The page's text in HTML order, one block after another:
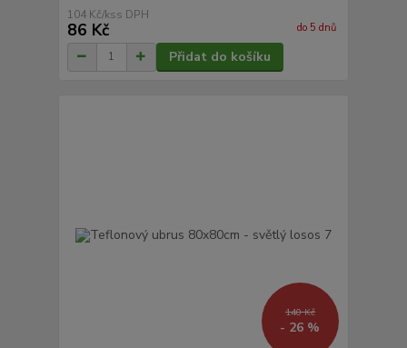
104 Kč/ks
86 Kč do 5 dnů
Přidat do košíku
140 Kč
- 26 %